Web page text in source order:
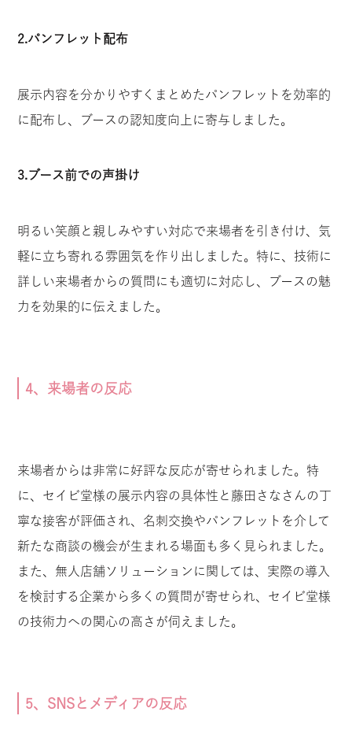
2.パンフレット配布
展示内容を分かりやすくまとめたパンフレットを効率的
に配布し、ブースの認知度向上に寄与しました。
3.ブース前での声掛け
明るい笑顔と親しみやすい対応で来場者を引き付け、気
軽に立ち寄れる雰囲気を作り出しました。特に、技術に
詳しい来場者からの質問にも適切に対応し、ブースの魅
力を効果的に伝えました。
4、来場者の反応
来場者からは非常に好評な反応が寄せられました。特
に、セイビ堂様の展示内容の具体性と藤田さなさんの丁
寧な接客が評価され、名刺交換やパンフレットを介して
新たな商談の機会が生まれる場面も多く見られました。
また、無人店舗ソリューションに関しては、実際の導入
を検討する企業から多くの質問が寄せられ、セイビ堂様
の技術力への関心の高さが伺えました。
5、SNSとメディアの反応